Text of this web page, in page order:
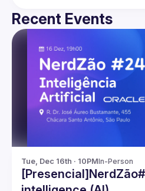
Recent Events
Tue, Dec 16th · 10PMIn-Person